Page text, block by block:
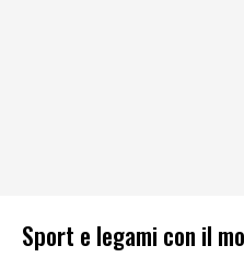
Sport e legami con il